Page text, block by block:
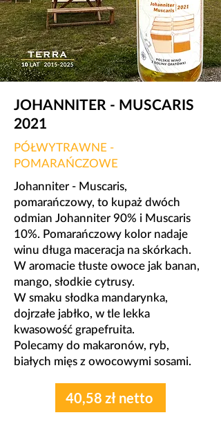
JOHANNITER - MUSCARIS
2021
PÓŁWYTRAWNE -
POMARAŃCZOWE
Johanniter - Muscaris,
pomarańczowy, to kupaż dwóch
odmian Johanniter 90% i Muscaris
10%. Pomarańczowy kolor nadaje
winu długa maceracja na skórkach.
W aromacie tłuste owoce jak banan,
mango, słodkie cytrusy.
W smaku słodka mandarynka,
dojrzałe jabłko, w tle lekka
kwasowość grapefruita.
Polecamy do makaronów, ryb,
białych mięs z owocowymi sosami.
40,58 zł netto